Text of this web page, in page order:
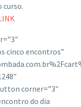
curso.
cinco encontros”
corner=”3″
do dia